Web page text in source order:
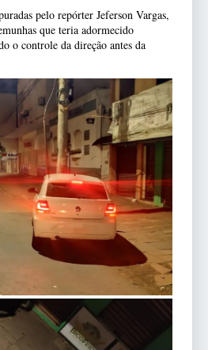
pelo repórter Jeferson Vargas,
que teria adormecido
o controle da direção antes da